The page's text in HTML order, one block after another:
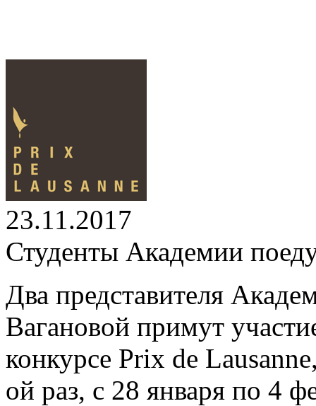
23.11.2017
Студенты Академии
Два представителя
Вагановой примут
конкурсе Prix de
ой раз, с 28 января по 4